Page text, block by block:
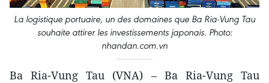
La logistique portuaire, un des domaines que Ba Ria-Vung Tau
souhaite attirer les investissements japonais. Photo:
nhandan.com.vn
Ba Ria-Vung Tau (VNA) – Ba Ria-Vung Tau